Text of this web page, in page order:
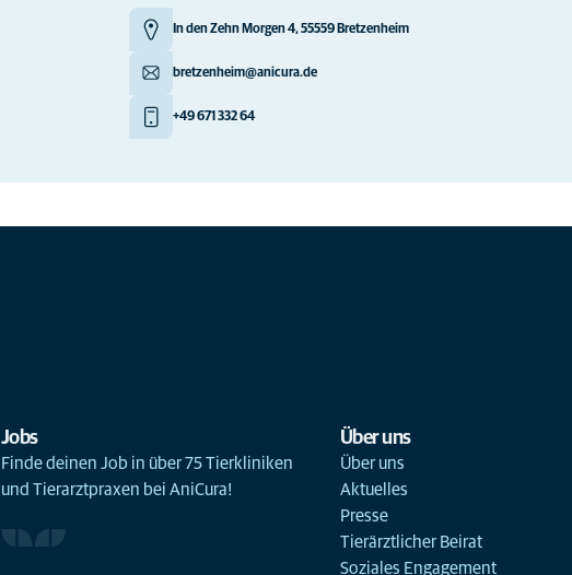
In den Zehn Morgen 4, 55559 Bretzenheim
bretzenheim@anicura.de
+49 671 332 64
Jobs
Finde deinen Job in über 75 Tierkliniken
und Tierarztpraxen bei AniCura!
Über uns
Über uns
Aktuelles
Presse
Tierärztlicher Beirat
Soziales Engagement